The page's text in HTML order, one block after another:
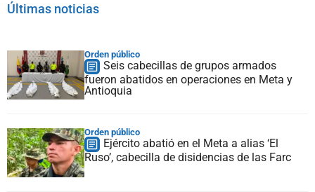
Últimas noticias
Orden público
Seis cabecillas de grupos armados
fueron abatidos en operaciones en Meta y
Antioquia
Orden público
Ejército abatió en el Meta a alias ‘El
Ruso’, cabecilla de disidencias de las Farc